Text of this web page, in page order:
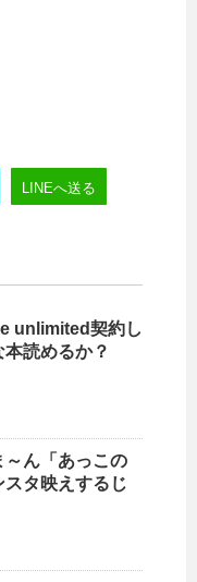
LINEへ送る
unlimited契約し
読めるか？
ん「あっこの
タ映えするじ